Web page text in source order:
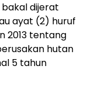
dijerat
ayat (2) huruf
2013 tentang
hutan
5 tahun